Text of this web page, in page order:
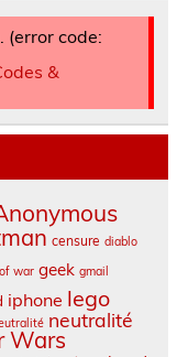
code:
&
censure diablo
war geek gmail
iphone lego
neutralité
Wars